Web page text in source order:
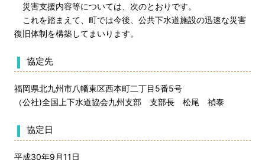
災害支援内容等については、次のとおりです。
これを踏まえて、町では今後、公共下水道施設の迅速な災害
復旧体制を構築してまいります。
協定先
福岡県北九州市八幡東区西本町二丁目5番5号
（公社)全国上下水道協会九州支部 支部長 松尾 禎泰
協定日
平成30年9月11日